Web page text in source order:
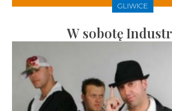
GLIWICE
W sobotę